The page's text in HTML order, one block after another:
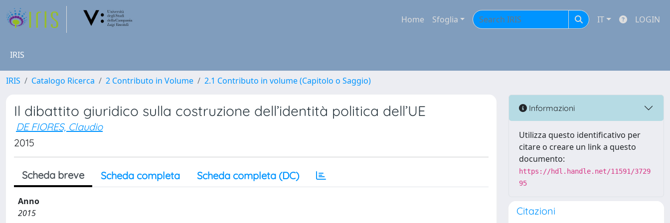
Home Sfoglia IT LOGIN
IRIS
IRIS Catalogo Ricerca 2 Contributo in Volume 2.1 Contributo in volume (Capitolo o Saggio)
Il dibattito giuridico sulla costruzione dell’identità politica dell’UE
DE FIORES, Claudio
2015
Scheda breve Scheda completa Scheda completa (DC)
Anno
2015
Informazioni
Utilizza questo identificativo per
citare o creare un link a questo
documento:
https://hdl.handle.net/11591/3729
95
Citazioni